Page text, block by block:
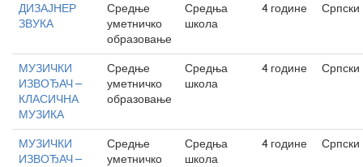
ДИЗАЈНЕР
ЗВУКА
Средње
уметничко
образовање
Средња
школа
4 године Српски
МУЗИЧКИ
ИЗВОЂАЧ –
КЛАСИЧНА
МУЗИКА
Средње
уметничко
образовање
Средња
школа
4 године Српски
МУЗИЧКИ
ИЗВОЂАЧ –
Средње
уметничко
Средња
школа
4 године Српски